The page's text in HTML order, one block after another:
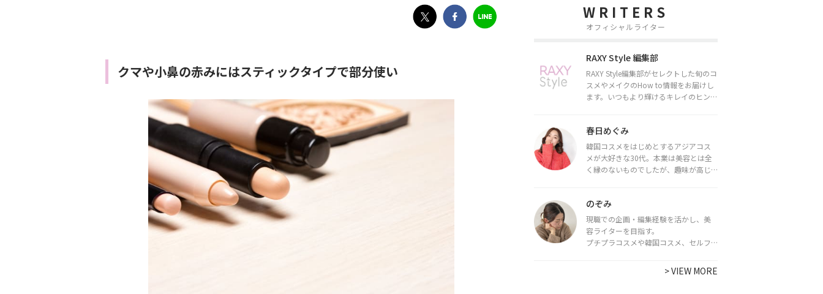
クマや小鼻の赤みにはスティックタイプで部分使い
WRITERS
オフィシャルライター
RAXY Style 編集部
RAXY Style編集部がセレクトした旬のコ
スメやメイクのHow to情報をお届けし
ます。いつもより輝けるキレイのヒント
春日めぐみ
韓国コスメをはじめとするアジアコス
メが大好きな30代。本業は美容とは全
く縁のないものでしたが、趣味が高じ
ライターとして活動中。
都内で16タイプパーソナルカラー診
断・顔タイプ診断・骨格診断によるイ
メージコンサルティングも行っていま
のぞみ
現職での企画・編集経験を活かし、美
容ライターを目指す。
プチプラコスメや韓国コスメ、セルフ
で最新情報をチェック。家事や育児の合
間に取り入れられる時短美容テクも実
>VIEW MORE